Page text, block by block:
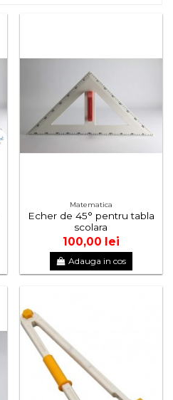
Matematica
Echer de 45° pentru tabla
scolara
100,00 lei
Adauga in cos